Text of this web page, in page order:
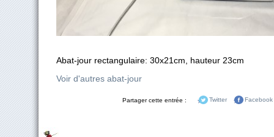
Abat-jour rectangulaire: 30x21cm, hauteur 23cm
Voir d'autres abat-jour
Partager cette entrée : Twitter Facebook